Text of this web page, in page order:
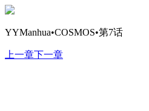
YYManhua•COSMOS•第7话
上一章下一章